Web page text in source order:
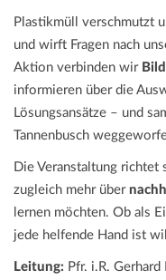
Plastikmüll verschmutzt
und wirft Fragen nach
Aktion verbinden wir
informieren über die
Lösungsansätze – und
Tannenbusch
Die Veranstaltung richtet
zugleich mehr über
lernen möchten. Ob als
jede helfende Hand ist
Leitung: Pfr. i.R. Gerhard